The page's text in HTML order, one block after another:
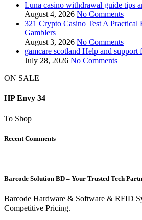
Luna casino withdrawal guide tips
August 4, 2026 No Comments
321 Crypto Casino Test A
Gamblers
August 3, 2026 No Comments
gamcare scotland Help and
July 28, 2026 No Comments
ON SALE
HP Envy 34
To Shop
Recent Comments
Barcode Solution BD – Your Trusted Tech
Barcode Hardware & Software & RFID
Competitive Pricing.